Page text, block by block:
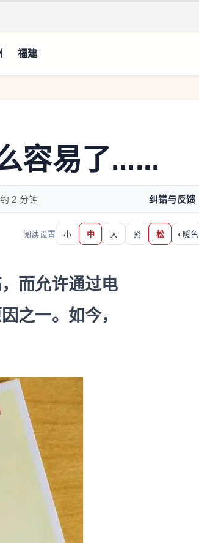
福建
容易了......
约 2 分钟 纠错与反馈
阅读设置 小 中 大 紧 松 ◐ 暖色
而允许通过电
之一。如今，